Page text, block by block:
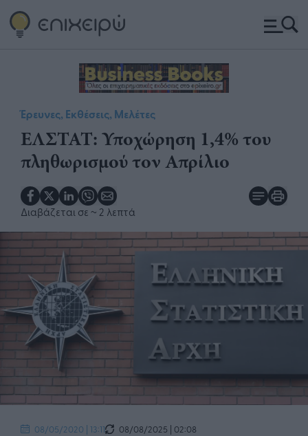
Έρευνες, Εκθέσεις, Μελέτες
ΕΛΣΤΑΤ: Υποχώρηση 1,4% του
πληθωρισμού τον Απρίλιο
Διαβάζεται σε ~ 2 λεπτά
08/05/2020 | 13:11
08/08/2025 | 02:08